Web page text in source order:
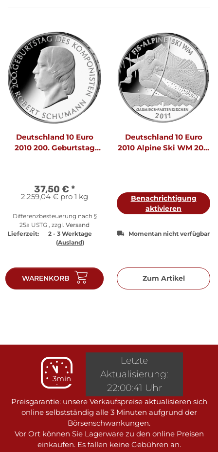
Deutschland 10 Euro
2010 200. Geburtstag
37,50 € *
2.259,04 € pro 1 kg
Differenzbesteuerung nach §
25a USTG , zzgl. Versand
Lieferzeit:
2 - 3 Werktage
(Ausland)
WARENKORB
Deutschland 10 Euro
2010 Alpine Ski WM 2011
Benachrichtigung
aktivieren
Momentan nicht verfügbar
Zum Artikel
3min
Preisgarantie: unsere Verkaufspreise aktualisieren sich
online selbstständig alle 3 Minuten aufgrund der
Börsenschwankungen.
Vor Ort können Sie Lagerware zu den online Preisen
einkaufen. Es fallen keine Gebühren an.
Letzte
Aktualisierung:
22:00:41 Uhr